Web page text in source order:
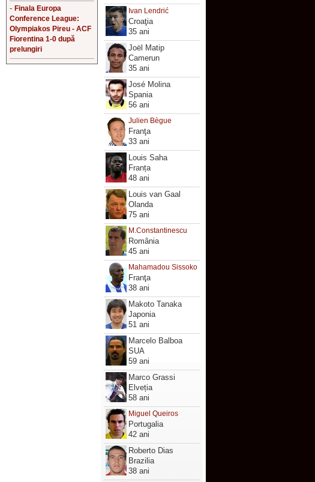
- Finala Europa
Conference League:
Olympiakos Pireu - ACF
Fiorentina 1-0 după
prelungiri
Ivan Lendrić
Croaţia
35 ani
Joël Matip
Camerun
35 ani
José Molina
Spania
56 ani
Julien Bègue
Franţa
33 ani
Louis Saha
Franța
48 ani
Louis van Gaal
Olanda
75 ani
M.Constantinescu
România
45 ani
Mahamadou Sissoko
Franţa
38 ani
Makoto Tanaka
Japonia
51 ani
Marcelo Balboa
SUA
59 ani
Marco Grassi
Elveția
58 ani
Miguel Queiros
Portugalia
42 ani
Roberto Dias
Brazilia
38 ani